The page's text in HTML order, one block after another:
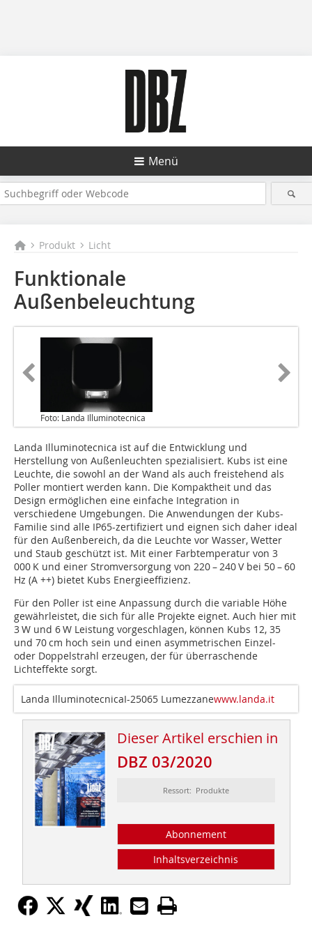
Menü
Produkt Licht
Funktionale
Außenbeleuchtung
Foto: Landa Illuminotecnica
Landa Illuminotecnica ist auf die Entwicklung und
Herstellung von Außenleuchten spezialisiert. Kubs ist eine
Leuchte, die sowohl an der Wand als auch freistehend als
Poller montiert werden kann. Die Kompaktheit und das
Design ermöglichen eine einfache Integration in
verschiedene Umgebungen. Die Anwendungen der Kubs-
Familie sind alle IP65-zertifiziert und eignen sich daher ideal
für den Außenbereich, da die Leuchte vor Wasser, Wetter
und Staub geschützt ist. Mit einer Farbtemperatur von 3
000 K und einer Stromversorgung von 220 – 240 V bei 50 – 60
Hz (A ++) bietet Kubs Energieeffizienz.
Für den Poller ist eine Anpassung durch die variable Höhe
gewährleistet, die sich für alle Projekte eignet. Auch hier mit
3 W und 6 W Leistung vorgeschlagen, können Kubs 12, 35
und 70 cm hoch sein und einen asymmetrischen Einzel-
oder Doppelstrahl erzeugen, der für überraschende
Lichteffekte sorgt.
Landa IlluminotecnicaI-25065 Lumezzanewww.landa.it
Dieser Artikel erschien in
DBZ 03/2020
Ressort: Produkte
Abonnement
Inhaltsverzeichnis